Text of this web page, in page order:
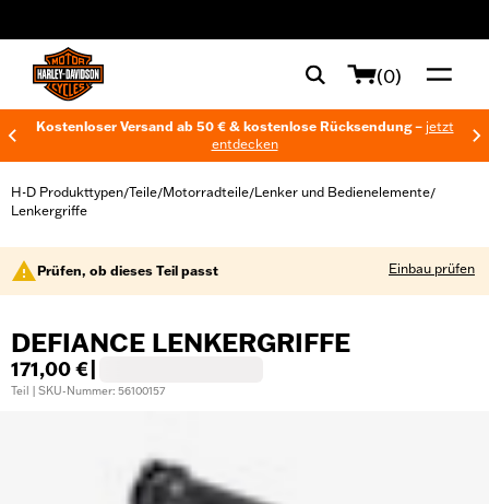
(0)
Kostenloser Versand ab 50 € & kostenlose Rücksendung – jetzt
entdecken
H-D Produkttypen/Teile/Motorradteile/Lenker und Bedienelemente/
Lenkergriffe
Prüfen, ob dieses Teil passt Einbau prüfen
DEFIANCE LENKERGRIFFE
171,00 €
Teil | SKU-Nummer: 56100157